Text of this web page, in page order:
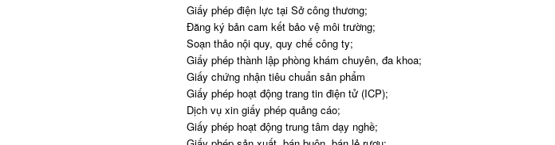
Giấy phép điện lực tại Sở công thương;
Đăng ký bản cam kết bảo vệ môi trường;
Soạn thảo nội quy, quy chế công ty;
Giấy phép thành lập phòng khám chuyên, đa khoa;
Giấy chứng nhận tiêu chuẩn sản phẩm
Giấy phép hoạt động trang tin điện tử (ICP);
Dịch vụ xin giấy phép quảng cáo;
Giấy phép hoạt động trung tâm dạy nghề;